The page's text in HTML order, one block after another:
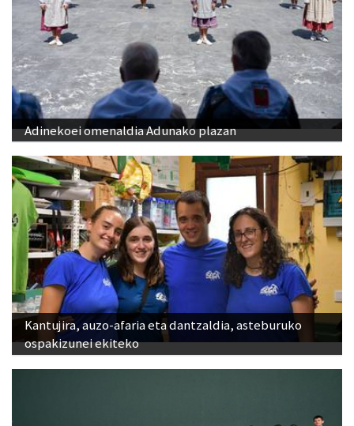
Adinekoei omenaldia Adunako plazan
Kantujira, auzo-afaria eta dantzaldia, asteburuko
ospakizunei ekiteko